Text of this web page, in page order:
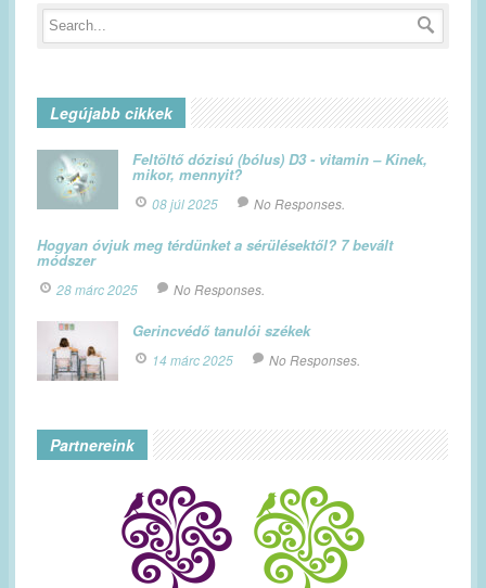
Legújabb cikkek
Feltöltő dózisú (bólus) D3 - vitamin – Kinek,
mikor, mennyit?
08 júl 2025 No Responses.
Hogyan óvjuk meg térdünket a sérülésektől? 7 bevált
módszer
28 márc 2025 No Responses.
Gerincvédő tanulói székek
14 márc 2025 No Responses.
Partnereink